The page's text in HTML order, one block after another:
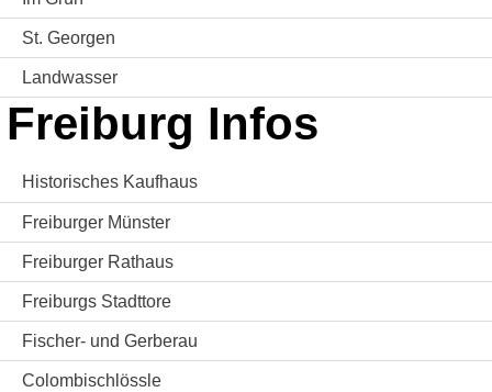
St. Georgen
Landwasser
Freiburg Infos
Historisches Kaufhaus
Freiburger Münster
Freiburger Rathaus
Freiburgs Stadttore
Fischer- und Gerberau
Colombischlössle